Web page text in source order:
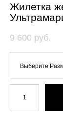
Жилетка
9 600 pуб.
Выберите